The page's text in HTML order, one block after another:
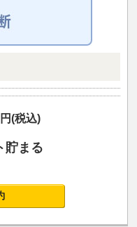
円(税込)
貯まる